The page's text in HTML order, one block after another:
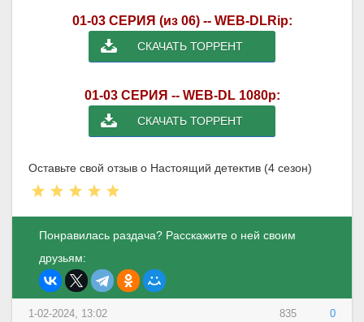
01-03 СЕРИЯ (из 06) -- WEB-DLRip:
СКАЧАТЬ ТОРРЕНТ
01-03 СЕРИЯ -- WEB-DL 1080p:
СКАЧАТЬ ТОРРЕНТ
Оставьте свой отзыв о Настоящий детектив (4 сезон)
Понравилась раздача? Расскажите о ней своим
друзьям:
835 0
1-02-2024, 13:02